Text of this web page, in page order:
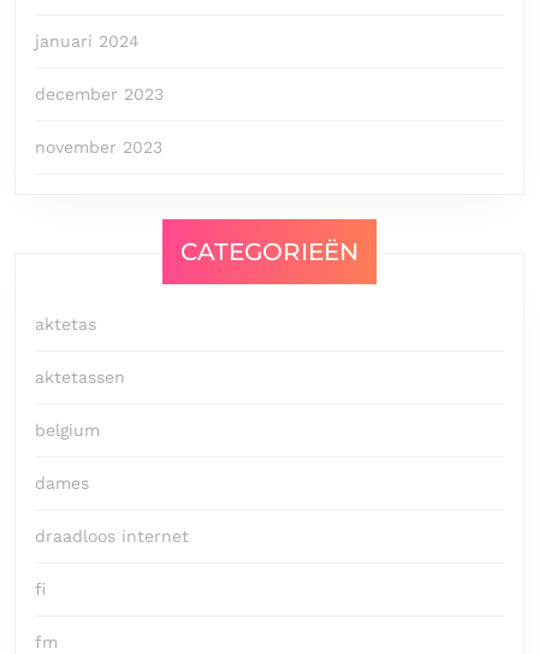
januari 2024
december 2023
november 2023
CATEGORIEËN
aktetas
aktetassen
belgium
dames
draadloos internet
fi
fm